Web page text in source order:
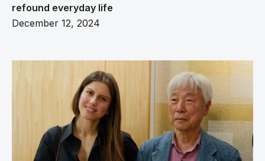
refound everyday life
December 12, 2024